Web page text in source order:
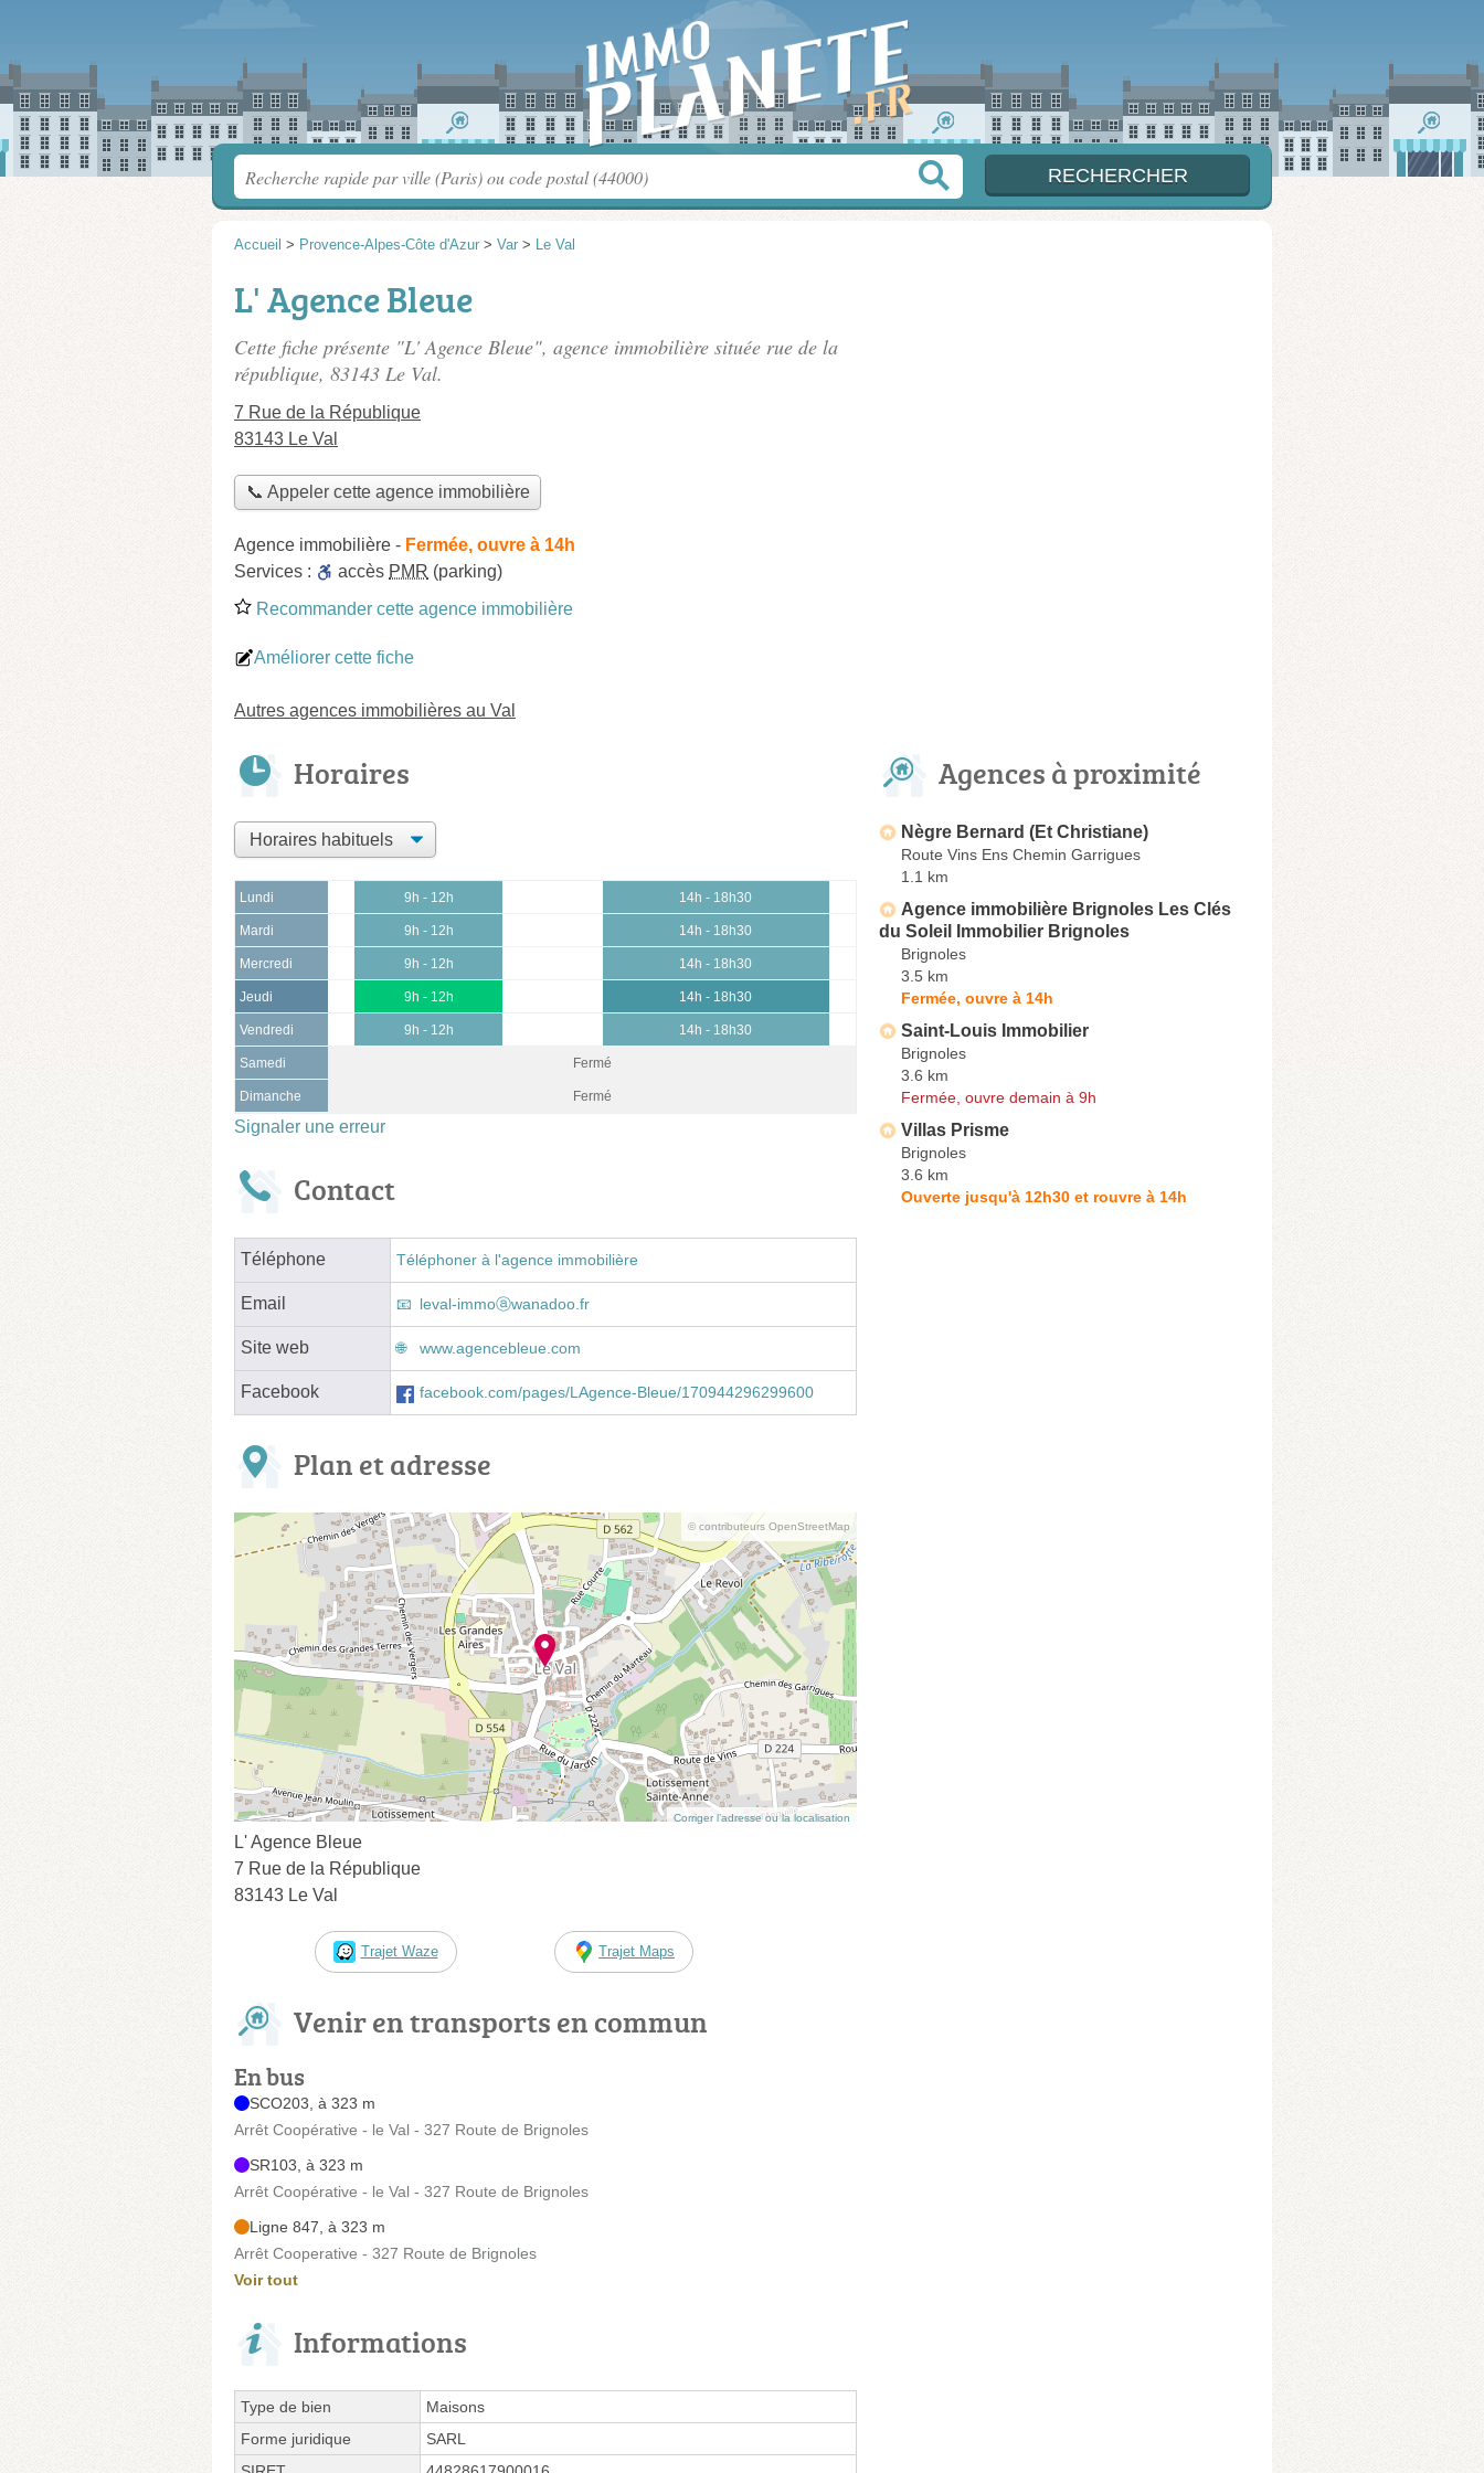
Accueil > Provence-Alpes-Côte d'Azur > Var > Le Val
L' Agence Bleue
Cette fiche présente "L' Agence Bleue", agence immobilière située rue de la
république, 83143 Le Val.
7 Rue de la République
83143 Le Val
📞 Appeler cette agence immobilière
Agence immobilière - Fermée, ouvre à 14h
Services :
accès PMR (parking)
Recommander cette agence immobilière
Améliorer cette fiche
Autres agences immobilières au Val
Horaires
Lundi 9h - 12h 14h - 18h30
Mardi 9h - 12h 14h - 18h30
Mercredi 9h - 12h 14h - 18h30
Jeudi 9h - 12h 14h - 18h30
Vendredi 9h - 12h 14h - 18h30
Samedi Fermé
Dimanche Fermé
Signaler une erreur
Contact
Téléphone Téléphoner à l'agence immobilière
Email leval-immoⓐwanadoo.fr
Site web www.agencebleue.com
Facebook facebook.com/pages/LAgence-Bleue/170944296299600
Plan et adresse
© contributeurs OpenStreetMap
Corriger l’adresse ou la localisation
L' Agence Bleue
7 Rue de la République
83143 Le Val
Trajet Waze Trajet Maps
Venir en transports en commun
En bus
SCO203, à 323 m
Arrêt Coopérative - le Val - 327 Route de Brignoles
SR103, à 323 m
Arrêt Coopérative - le Val - 327 Route de Brignoles
Ligne 847, à 323 m
Arrêt Cooperative - 327 Route de Brignoles
Voir tout
Informations
Type de bien
Maisons
Forme juridique
SARL
Agences à proximité
Nègre Bernard (Et Christiane)
Route Vins Ens Chemin Garrigues
1.1 km
Agence immobilière Brignoles Les Clés
du Soleil Immobilier Brignoles
Brignoles
3.5 km
Fermée, ouvre à 14h
Saint-Louis Immobilier
Brignoles
3.6 km
Fermée, ouvre demain à 9h
Villas Prisme
Brignoles
3.6 km
Ouverte jusqu'à 12h30 et rouvre à 14h